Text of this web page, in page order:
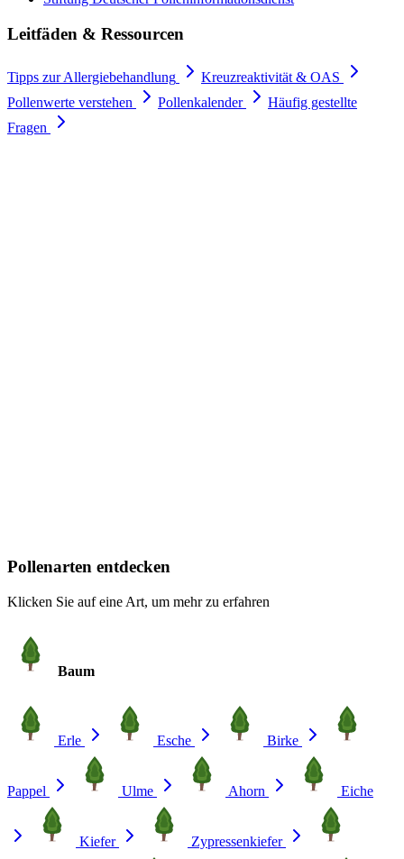
Leitfäden & Ressourcen
Tipps zur Allergiebehandlung
Kreuzreaktivität & OAS
Pollenwerte verstehen
Pollenkalender
Häufig gestellte
Fragen
Pollenarten entdecken
Klicken Sie auf eine Art, um mehr zu erfahren
Baum
Erle Esche Birke
Pappel Ulme Ahorn Eiche
Kiefer Zypressenkiefer